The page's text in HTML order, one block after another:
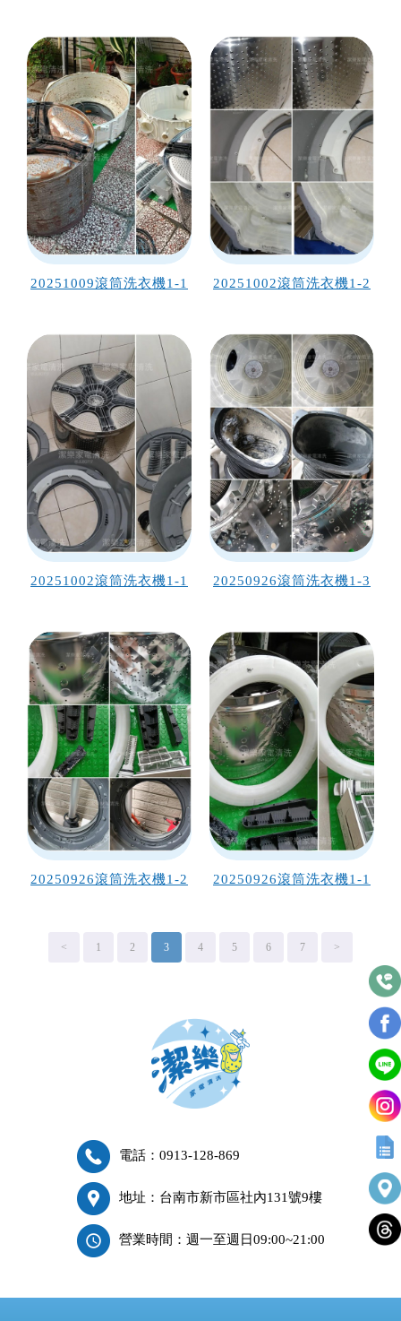
20251009滾筒洗衣機1-1 20251002滾筒洗衣機1-2
20251002滾筒洗衣機1-1 20250926滾筒洗衣機1-3
20250926滾筒洗衣機1-2 20250926滾筒洗衣機1-1
< 1 2 3 4 5 6 7 >
電話：0913-128-869
地址：台南市新市區社內131號9樓
營業時間：週一至週日09:00~21:00